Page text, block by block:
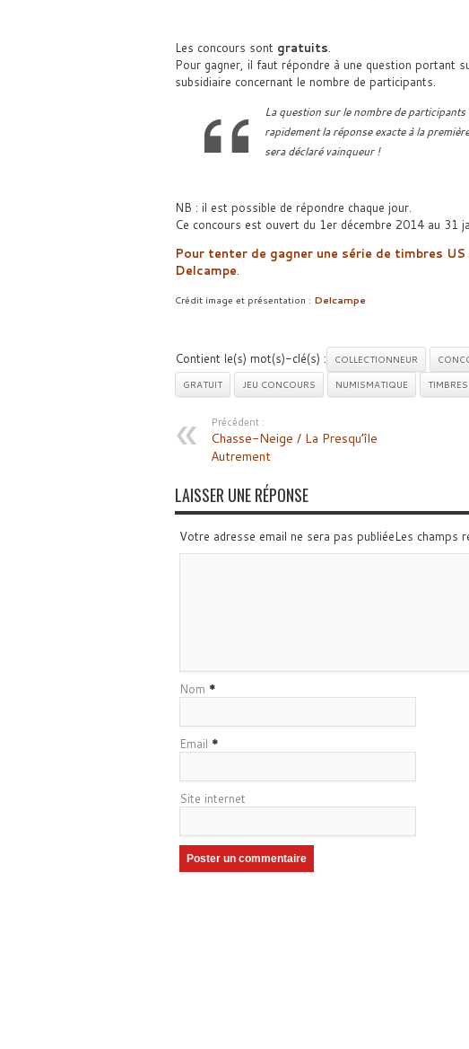
Les concours sont gratuits.
Pour gagner, il faut répondre à une question portant
subsidiaire concernant le nombre de participants.
La question sur le nombre de
rapidement la réponse exacte à la
sera déclaré vainqueur !
NB : il est possible de répondre chaque jour.
Ce concours est ouvert du 1er décembre 2014 au 31
Pour tenter de gagner une série de timbres
Delcampe.
Crédit image et présentation : Delcampe
Contient le(s) mot(s)-clé(s) : COLLECTIONNEUR
GRATUIT
JEU CONCOURS NUMISMATIQUE TIMBRES
Précédent :
Chasse-Neige / La Presqu’île
Autrement
LAISSER UNE RÉPONSE
Votre adresse email ne sera pas publiéeLes champs
Nom *
Email *
Site internet